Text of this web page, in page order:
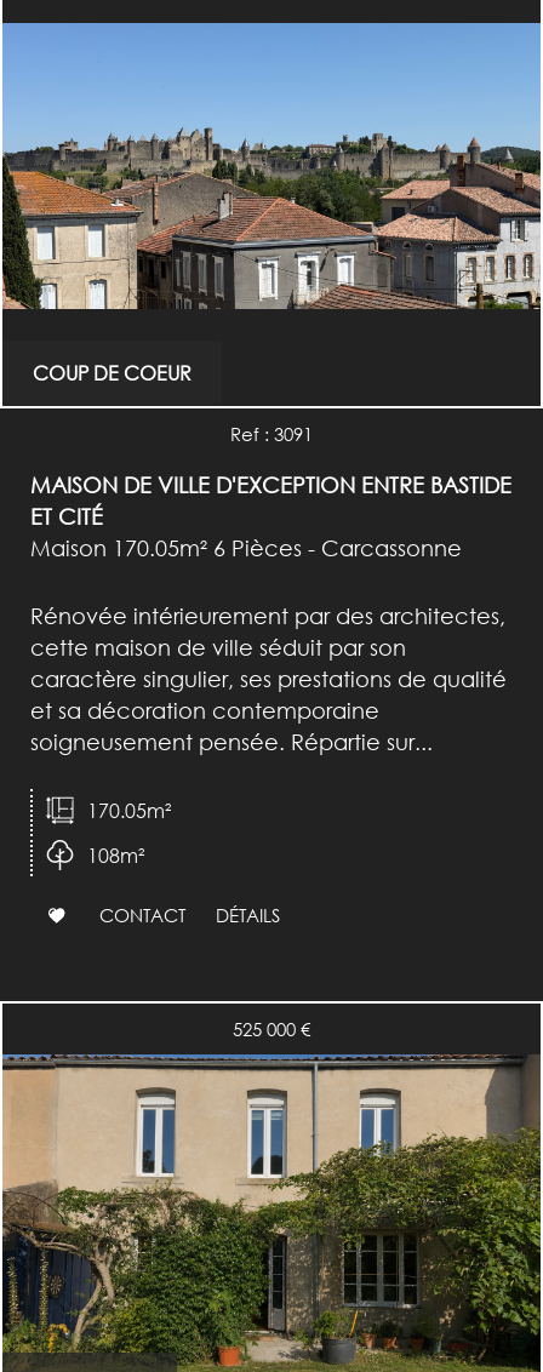
COUP DE COEUR
Ref : 3091
MAISON DE VILLE D'EXCEPTION ENTRE BASTIDE
ET CITÉ
Maison 170.05m² 6 Pièces - Carcassonne
Rénovée intérieurement par des architectes,
cette maison de ville séduit par son
caractère singulier, ses prestations de qualité
et sa décoration contemporaine
soigneusement pensée. Répartie sur...
170.05m²
108m²
CONTACT DÉTAILS
525 000 €